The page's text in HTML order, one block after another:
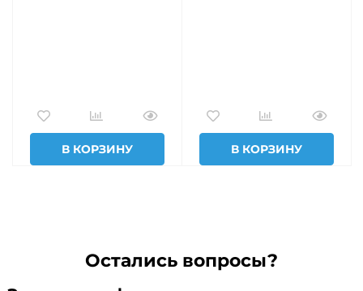
В КОРЗИНУ В КОРЗИНУ
Остались вопросы?